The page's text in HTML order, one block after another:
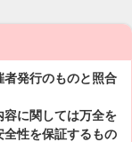
発行のものと照合
に関しては万全を
性を保証するもの